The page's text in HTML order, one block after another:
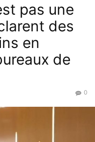
pas une
des
en
de
0